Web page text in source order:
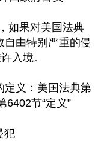
如果对美国法典
自由特别严重的侵
入境。
定义：美国法典第
6402节“定义”
犯